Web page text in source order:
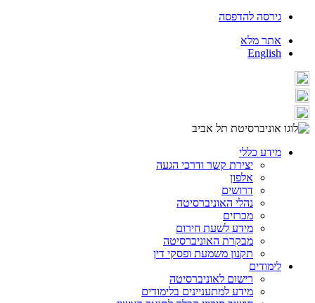
גירסה להדפסה
אתר מלא
English
מידע כללי
יצירת קשר ודרכי הגעה
אלפון
דרושים
נהלי האוניברסיטה
מכרזים
מידע לשעת חירום
מבקרת האוניברסיטה
תקנון משמעת ופסקי דין
לימודים
רישום לאוניברסיטה
מידע למתעניינים בלימודים